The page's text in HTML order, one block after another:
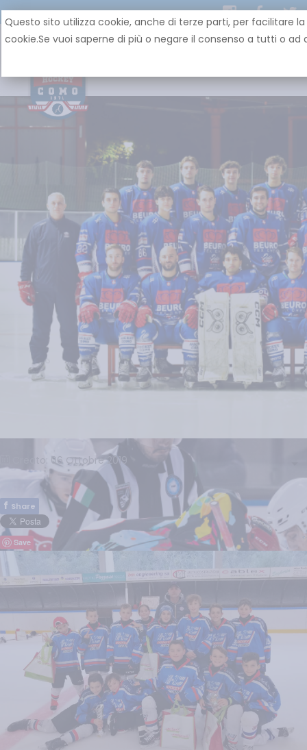
Creato: 06 Ottobre 2019
f Share
Save
Questo sito utilizza cookie, anche di terze parti, per facilitare
cookie.Se vuoi saperne di più o negare il consenso a tutti o ad